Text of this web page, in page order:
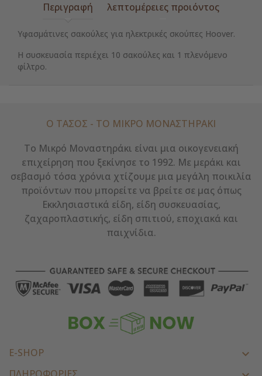
Περιγραφή λεπτομέρειες προιόντος
Υφασμάτινες σακούλες για ηλεκτρικές σκούπες Hoover.
Η συσκευασία περιέχει 10 σακούλες και 1 πλενόμενο
φίλτρο.
Ο ΤΑΣΟΣ - ΤΟ ΜΙΚΡΌ ΜΟΝΑΣΤΗΡΆΚΙ
Το Μικρό Μοναστηράκι είναι μια οικογενειακή
επιχείρηση που ξεκίνησε το 1992. Με μεράκι και
σεβασμό τόσα χρόνια χτίζουμε μια μεγάλη ποικιλία
προϊόντων που μπορείτε να βρείτε σε μας όπως
Εκκλησιαστικά είδη, είδη συσκευασίας,
ζαχαροπλαστικής, είδη σπιτιού, εποχιακά και
παιχνίδια.
E-SHOP 